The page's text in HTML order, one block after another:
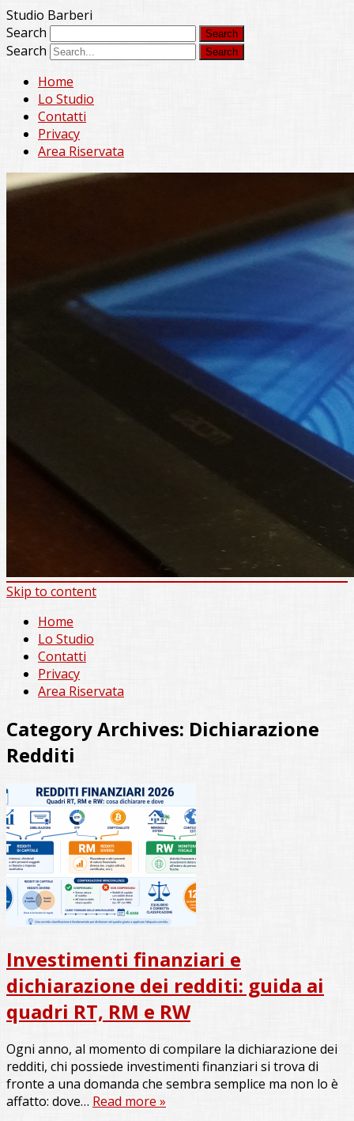
Studio Barberi
Search
Search
Home
Lo Studio
Contatti
Privacy
Area Riservata
Skip to content
Home
Lo Studio
Contatti
Privacy
Area Riservata
Category Archives: Dichiarazione
Redditi
Investimenti finanziari e
dichiarazione dei redditi: guida ai
quadri RT, RM e RW
Ogni anno, al momento di compilare la dichiarazione dei
redditi, chi possiede investimenti finanziari si trova di
fronte a una domanda che sembra semplice ma non lo è
affatto: dove… Read more »